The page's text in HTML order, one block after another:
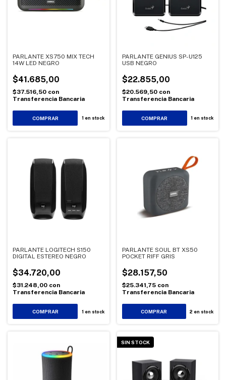
PARLANTE XS750 MIX TECH
14W LED NEGRO
$41.685,00
$37.516,50 con
Transferencia Bancaria
1 en stock
PARLANTE GENIUS SP-U125
USB NEGRO
$22.855,00
$20.569,50 con
Transferencia Bancaria
1 en stock
PARLANTE LOGITECH S150
DIGITAL ESTEREO NEGRO
$34.720,00
$31.248,00 con
Transferencia Bancaria
1 en stock
PARLANTE SOUL BT XS50
POCKET RIFF GRIS
$28.157,50
$25.341,75 con
Transferencia Bancaria
2 en stock
SIN STOCK